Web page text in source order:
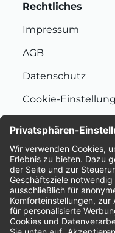
Rechtliches
Impressum
AGB
Datenschutz
Cookie-
Bewertungen